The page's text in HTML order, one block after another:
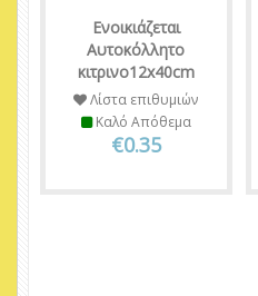
Ενοικιάζεται
Αυτοκόλλητο
κιτρινο12x40cm
Λίστα επιθυμιών
Καλό Απόθεμα
€0.35